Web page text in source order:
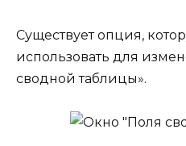
Существует опция,
использовать для
сводной таблицы».